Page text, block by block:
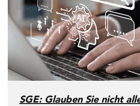
SGE: Glauben Sie nicht